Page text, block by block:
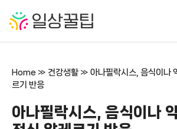
Home » 건강생활 » 아나필락시스, 음식이나
르기 반응
아나필락시스, 음식이나